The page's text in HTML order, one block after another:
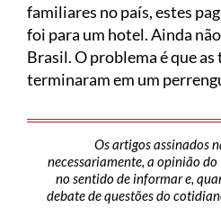
familiares no país, estes
foi para um hotel. Ainda
Brasil. O problema é que
terminaram em um
Os artigos assinados
necessariamente, a opinião
no sentido de informar e,
debate de questões do